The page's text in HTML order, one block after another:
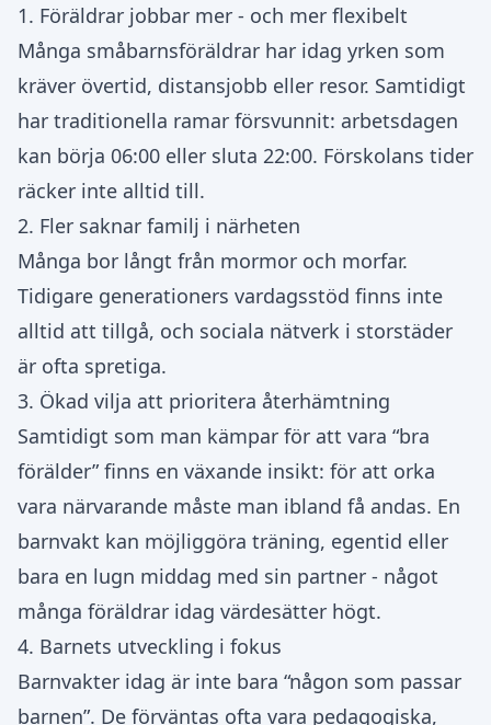
1. Föräldrar jobbar mer - och mer flexibelt
Många småbarnsföräldrar har idag yrken som
kräver övertid, distansjobb eller resor. Samtidigt
har traditionella ramar försvunnit: arbetsdagen
kan börja 06:00 eller sluta 22:00. Förskolans tider
räcker inte alltid till.
2. Fler saknar familj i närheten
Många bor långt från mormor och morfar.
Tidigare generationers vardagsstöd finns inte
alltid att tillgå, och sociala nätverk i storstäder
är ofta spretiga.
3. Ökad vilja att prioritera återhämtning
Samtidigt som man kämpar för att vara “bra
förälder” finns en växande insikt: för att orka
vara närvarande måste man ibland få andas. En
barnvakt kan möjliggöra träning, egentid eller
bara en lugn middag med sin partner - något
många föräldrar idag värdesätter högt.
4. Barnets utveckling i fokus
Barnvakter idag är inte bara “någon som passar
barnen”. De förväntas ofta vara pedagogiska,